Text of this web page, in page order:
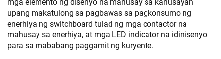
mga elemento ng disenyo na mahusay sa kahusayan
upang makatulong sa pagbawas sa pagkonsumo ng
enerhiya ng switchboard tulad ng mga contactor na
mahusay sa enerhiya, at mga LED indicator na idinisenyo
para sa mababang paggamit ng kuryente.